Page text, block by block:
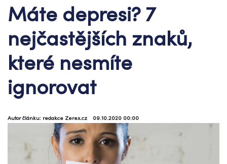
Máte depresi? 7
nejčastějších znaků,
které nesmíte
ignorovat
Autor článku: redakce Zerex.cz 09.10.2020 00:00